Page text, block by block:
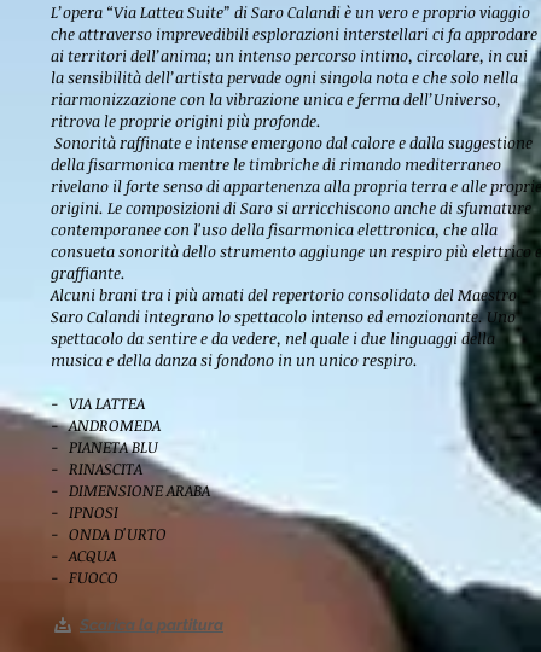
L’opera “Via Lattea Suite” di Saro Calandi è un vero e proprio viaggio
che attraverso imprevedibili esplorazioni interstellari ci fa approdare
ai territori dell’anima; un intenso percorso intimo, circolare, in cui
la sensibilità dell’artista pervade ogni singola nota e che solo nella
riarmonizzazione con la vibrazione unica e ferma dell’Universo,
ritrova le proprie origini più profonde.
Sonorità raffinate e intense emergono dal calore e dalla suggestione
della fisarmonica mentre le timbriche di rimando mediterraneo
rivelano il forte senso di appartenenza alla propria terra e alle proprie
origini. Le composizioni di Saro si arricchiscono anche di sfumature
contemporanee con l'uso della fisarmonica elettronica, che alla
consueta sonorità dello strumento aggiunge un respiro più elettrico e
graffiante.
Alcuni brani tra i più amati del repertorio consolidato del Maestro
Saro Calandi integrano lo spettacolo intenso ed emozionante. Uno
spettacolo da sentire e da vedere, nel quale i due linguaggi della
musica e della danza si fondono in un unico respiro.
- VIA LATTEA
- ANDROMEDA
- PIANETA BLU
- RINASCITA
- DIMENSIONE ARABA
- IPNOSI
- ONDA D'URTO
- ACQUA
- FUOCO
Scarica la partitura